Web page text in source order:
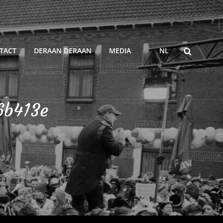
DERAAN DERAAN MEDIA NL ZOEKEN